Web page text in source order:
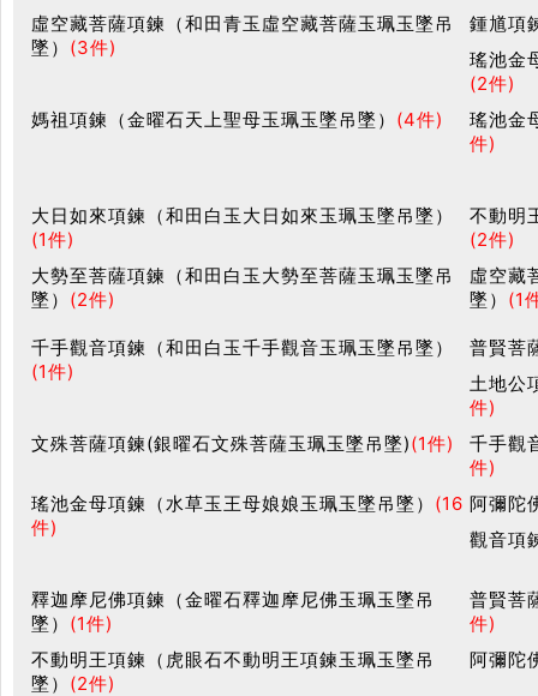
虛空藏菩薩項鍊（和田青玉虛空藏菩薩玉珮玉墜吊
墜） (3件)
鍾馗項
瑤池金
(2件)
媽祖項鍊（金曜石天上聖母玉珮玉墜吊墜） (4件)
瑤池金
件)
大日如來項鍊（和田白玉大日如來玉珮玉墜吊墜）
(1件)
不動明
(2件)
大勢至菩薩項鍊（和田白玉大勢至菩薩玉珮玉墜吊
墜） (2件)
虛空藏
墜） (1
千手觀音項鍊（和田白玉千手觀音玉珮玉墜吊墜）
(1件)
普賢菩
土地公
件)
文殊菩薩項鍊(銀曜石文殊菩薩玉珮玉墜吊墜)(1件)
千手觀
件)
瑤池金母項鍊（水草玉王母娘娘玉珮玉墜吊墜） (16
件)
阿彌陀
觀音項
釋迦摩尼佛項鍊（金曜石釋迦摩尼佛玉珮玉墜吊
墜） (1件)
普賢菩
件)
不動明王項鍊（虎眼石不動明王項鍊玉珮玉墜吊
墜） (2件)
阿彌陀